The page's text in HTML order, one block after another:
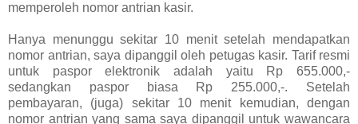
memperoleh nomor antrian kasir.
Hanya menunggu sekitar 10 menit setelah mendapatkan
nomor antrian, saya dipanggil oleh petugas kasir. Tarif resmi
untuk paspor elektronik adalah yaitu Rp 655.000,-
sedangkan paspor biasa Rp 255.000,-. Setelah
pembayaran, (juga) sekitar 10 menit kemudian, dengan
nomor antrian yang sama saya dipanggil untuk wawancara